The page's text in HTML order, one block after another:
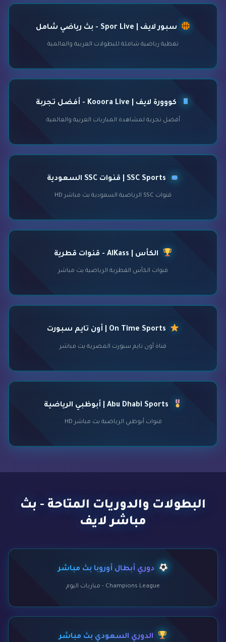
سبور لايف | Spor Live - بث رياضي شامل
تغطية رياضية شاملة للبطولات العربية والعالمية
كووورة لايف | Kooora Live - أفضل تجربة
أفضل تجربة لمشاهدة المباريات العربية والعالمية
قنوات SSC الرياضية السعودية بث مباشر HD
الكأس | AlKass - قنوات قطرية
قنوات الكأس القطرية الرياضية بث مباشر
قناة أون تايم سبورت المصرية بث مباشر
قنوات أبوظبي الرياضية بث مباشر HD
البطولات والدوريات المتاحة - بث
مباشر لايف
دوري أبطال أوروبا بث مباشر
Champions League - مباريات اليوم
الدوري السعودي بث مباشر